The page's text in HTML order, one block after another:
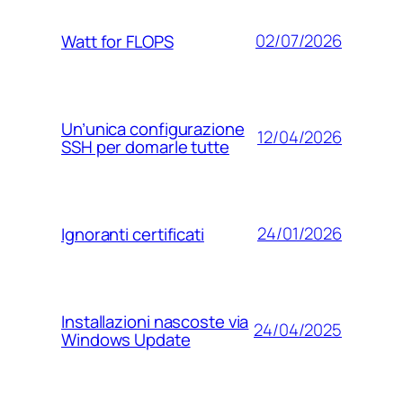
Watt for FLOPS 02/07/2026
Un’unica configurazione
SSH per domarle tutte 12/04/2026
Ignoranti certificati 24/01/2026
Installazioni nascoste via
Windows Update 24/04/2025